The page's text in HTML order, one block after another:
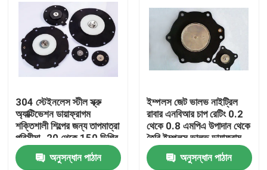
আমাদের সম্বন্ধে
কারখানা পরিদর্শন
গুণমান নিয়ন্ত্রণ
304 স্টেইনলেস স্টীল স্ক্রু
অ্যাক্টিভেশন ডায়াফ্রাগম
শক্তিশালী শিল্পের জন্য তাপমাত্রা
পরিসীমা -20 থেকে 150 ডিগ্রি
সেলসিয়াস বৈশিষ্ট্যযুক্ত
অনুসন্ধান পাঠান
ইম্পলস জেট ভালভ নাইট্রিল
রাবার এনবিআর চাপ রেটিং 0.2
থেকে 0.8 এমপিএ উপাদান থেকে
তৈরি ইম্পলস ভালভ ডায়াফ্রাম
অনুসন্ধান পাঠান